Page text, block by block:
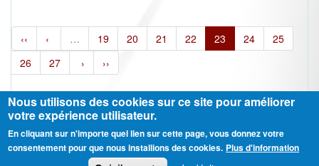
‹‹ ‹ … 19 20 21 22 23 24
25
26
27 › ››
Ⓒ CGT Fédération THCB - Tous les droits réservés - Mentions légales
Nous utilisons des cookies sur ce site pour améliorer
votre expérience utilisateur.
En cliquant sur n'importe quel lien sur cette page, vous donnez votre
consentement pour que nous installions des cookies. Plus d'information